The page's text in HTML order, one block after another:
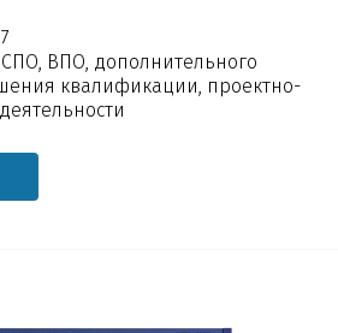
7
ВПО, дополнительного
квалификации, проектно-